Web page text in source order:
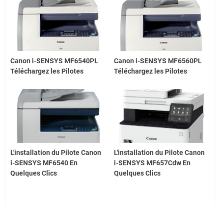
Canon i-SENSYS MF6540PL
Téléchargez les Pilotes
Canon i-SENSYS MF6560PL
Téléchargez les Pilotes
L'installation du Pilote Canon
i-SENSYS MF6540 En
Quelques Clics
L'installation du Pilote Canon
i-SENSYS MF657Cdw En
Quelques Clics